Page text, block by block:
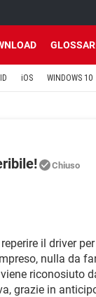
iOS WINDOWS 10
Chiuso
il driver
nulla da
riconosiuto
grazie in